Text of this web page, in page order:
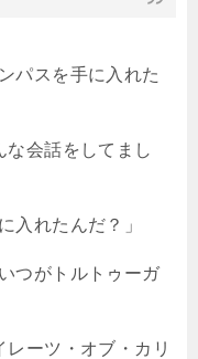
パスを手に入れた
な会話をしてまし
入れたんだ？」
つがトルトゥーガ
ーツ・オブ・カリ